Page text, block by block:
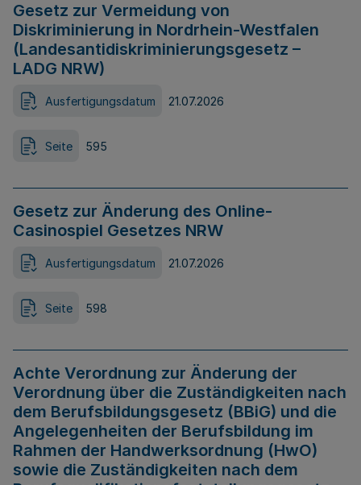
Gesetz zur Vermeidung von
Diskriminierung in Nordrhein-Westfalen
(Landesantidiskriminierungsgesetz –
LADG NRW)
Ausfertigungsdatum 21.07.2026
Seite 595
Gesetz zur Änderung des Online-
Casinospiel Gesetzes NRW
Ausfertigungsdatum 21.07.2026
Seite 598
Achte Verordnung zur Änderung der
Verordnung über die Zuständigkeiten nach
dem Berufsbildungsgesetz (BBiG) und die
Angelegenheiten der Berufsbildung im
Rahmen der Handwerksordnung (HwO)
sowie die Zuständigkeiten nach dem